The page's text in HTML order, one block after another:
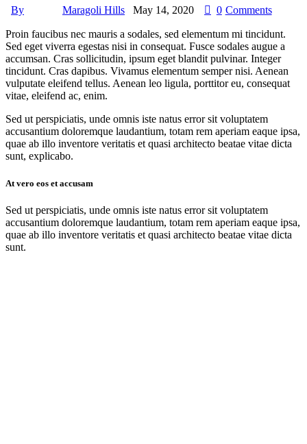
By Maragoli Hills May 14, 2020 0 Comments
Proin faucibus nec mauris a sodales, sed elementum mi tincidunt.
Sed eget viverra egestas nisi in consequat. Fusce sodales augue a
accumsan. Cras sollicitudin, ipsum eget blandit pulvinar. Integer
tincidunt. Cras dapibus. Vivamus elementum semper nisi. Aenean
vulputate eleifend tellus. Aenean leo ligula, porttitor eu, consequat
vitae, eleifend ac, enim.
Sed ut perspiciatis, unde omnis iste natus error sit voluptatem
accusantium doloremque laudantium, totam rem aperiam eaque ipsa,
quae ab illo inventore veritatis et quasi architecto beatae vitae dicta
sunt, explicabo.
At vero eos et accusam
Sed ut perspiciatis, unde omnis iste natus error sit voluptatem
accusantium doloremque laudantium, totam rem aperiam eaque ipsa,
quae ab illo inventore veritatis et quasi architecto beatae vitae dicta
sunt.